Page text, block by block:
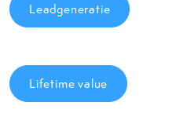
Leadgeneratie
Lifetime value